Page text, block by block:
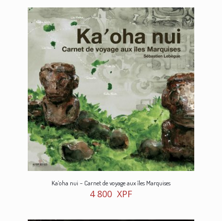
Ka’oha nui – Carnet de voyage aux îles Marquises
4 800 XPF